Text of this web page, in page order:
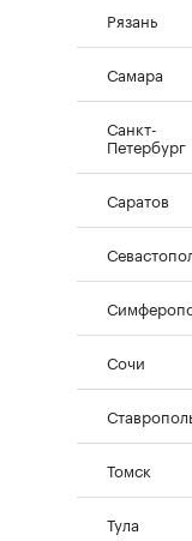
Рязань
Самара
Санкт-
Петербург
Саратов
Сочи
Томск
Тула